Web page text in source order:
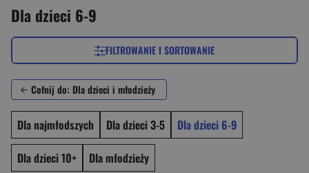
Dla dzieci 6-9
FILTROWANIE I SORTOWANIE
Cofnij do: Dla dzieci i młodzieży
Dla najmłodszych Dla dzieci 3-5
Dla dzieci 6-9
Dla dzieci 10+
Dla młodzieży